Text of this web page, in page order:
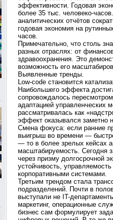
эффективности. Годовая
более 35 тыс. человеко-
аналитических отчётов
годовая экономия на
часов.
Примечательно, что столь
разных отраслях: от
здравоохранения. Это
возможность его
Выявленные тренды.
Low-code становится
Наибольшего эффекта
сопровождалось
адаптацией управленческих
рассматривалась как
эффект оказывался заметно
Смена фокуса: если ранние
выигрыш во времени — быстро
— то в более зрелых кейсах
масштабируемость. Сегодня
через призму долгосрочной
устойчивость,
корпоративными системами.
Третьим трендом стала
подразделений. Почти в
выступали не IT-
маркетинг, операционные
бизнес сам формулирует